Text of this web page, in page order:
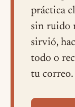
práctica
sin ruido
sirvió,
todo o
tu correo.